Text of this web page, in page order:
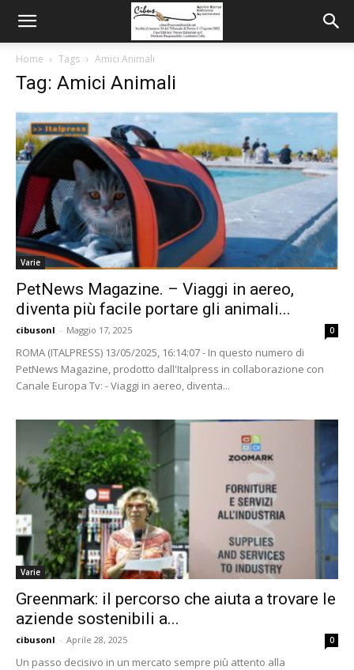
Home Tags Amici Animali
Tag: Amici Animali
Varie
PetNews Magazine. – Viaggi in aereo,
diventa più facile portare gli animali...
cibusonl - Maggio 17, 2025 0
ROMA (ITALPRESS) 13/05/2025, 16:14:07 - In questo numero di
PetNews Magazine, prodotto dall'Italpress in collaborazione con
Canale Europa Tv: - Viaggi in aereo, diventa...
Varie
Greenmark: il percorso che aiuta a trovare le
aziende sostenibili a...
cibusonl - Aprile 28, 2025 0
Un passo decisivo in un mercato sempre più attento alla